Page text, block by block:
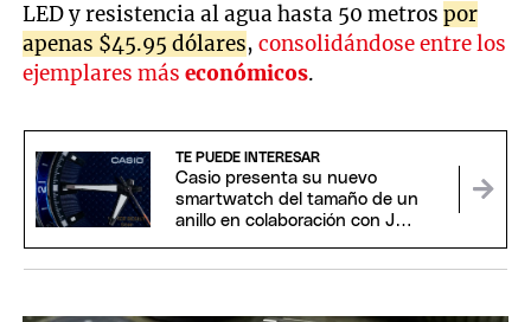
LED y resistencia al agua hasta 50 metrospor
apenas $45.95 dólares,consolidándose entre los
ejemplares máseconómicos.
TE PUEDE INTERESAR
Casio presenta su nuevo
smartwatch del tamaño de un
anillo en colaboración con J